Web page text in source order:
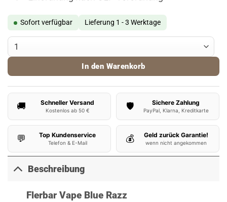
Sofort verfügbar Lieferung 1 - 3 Werktage
Flerbar Vape Blue Razz Menge
In den Warenkorb
🚚 Schneller Versand
Kostenlos ab 50 € 🛡️ Sichere Zahlung
PayPal, Klarna, Kreditkarte
💬 Top Kundenservice
Telefon & E-Mail 💰 Geld zurück Garantie!
wenn nicht angekommen
Beschreibung
Flerbar Vape Blue Razz